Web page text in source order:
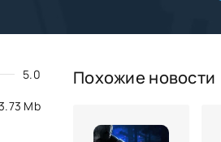
5.0
Mb
Похожие новости